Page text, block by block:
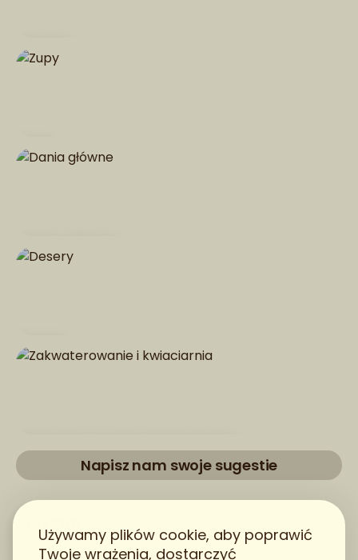
Używamy plików cookie, aby poprawić
Twoje wrażenia, dostarczyć
Napoje
Zupy
Dania główne
Desery
Napisz nam swoje sugestie